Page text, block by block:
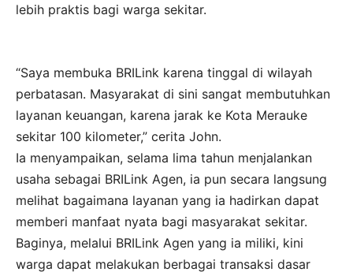
lebih praktis bagi warga sekitar.
“Saya membuka BRILink karena tinggal di wilayah
perbatasan. Masyarakat di sini sangat membutuhkan
layanan keuangan, karena jarak ke Kota Merauke
sekitar 100 kilometer,” cerita John.
Ia menyampaikan, selama lima tahun menjalankan
usaha sebagai BRILink Agen, ia pun secara langsung
melihat bagaimana layanan yang ia hadirkan dapat
memberi manfaat nyata bagi masyarakat sekitar.
Baginya, melalui BRILink Agen yang ia miliki, kini
warga dapat melakukan berbagai transaksi dasar